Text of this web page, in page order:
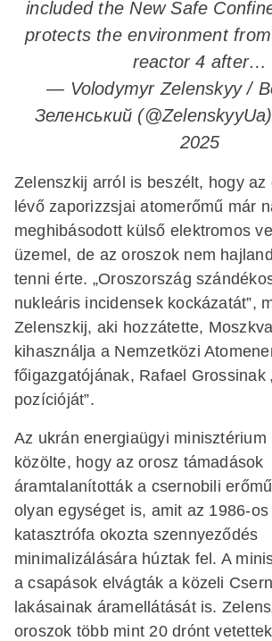
included the New Safe
protects the environment
reactor 4 after…
— Volodymyr Zelenskyy /
Зеленський (@ZelenskyyUa)
2025
Zelenszkij arról is beszélt, hogy az
lévő zaporizzsjai atomerőmű már
meghibásodott külső elektromos
üzemel, de az oroszok nem
tenni érte. „Oroszország
nukleáris incidensek kockázatát”,
Zelenszkij, aki hozzátette,
kihasználja a Nemzetközi
főigazgatójának, Rafael Grossinak
pozícióját”.
Az ukrán energiaügyi minisztérium
közölte, hogy az orosz támadások
áramtalanították a csernobili
olyan egységet is, amit az 1986-
katasztrófa okozta szennyeződés
minimalizálására húztak fel. A
a csapások elvágták a közeli
lakásainak áramellátását is.
oroszok több mint 20 drónt